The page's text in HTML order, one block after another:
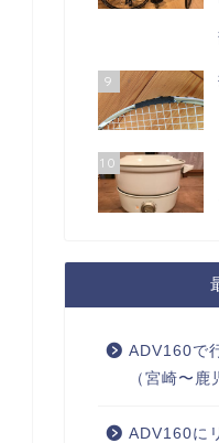
9
10
ADV160で
（宮崎〜鹿
ADV160に